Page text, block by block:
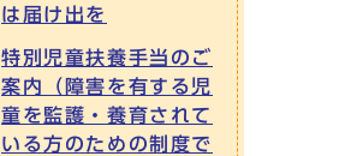
は届け出を
特別児童扶養手当のご
案内（障害を有する児
童を監護・養育されて
いる方のための制度で